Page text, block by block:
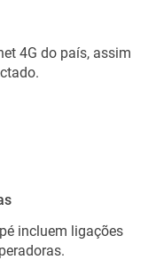
4G do país, assim
incluem ligações